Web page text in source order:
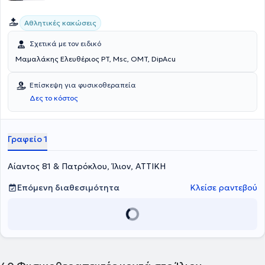
Αθλητικές κακώσεις
Σχετικά με τον ειδικό
Μαμαλάκης Ελευθέριος PT, Msc, OMT, DipAcu
Επίσκεψη για φυσικοθεραπεία
Δες το κόστος
Γραφείο 1
Αίαντος 81 & Πατρόκλου, Ίλιον, ΑΤΤΙΚΗ
Επόμενη διαθεσιμότητα
Κλείσε ραντεβού